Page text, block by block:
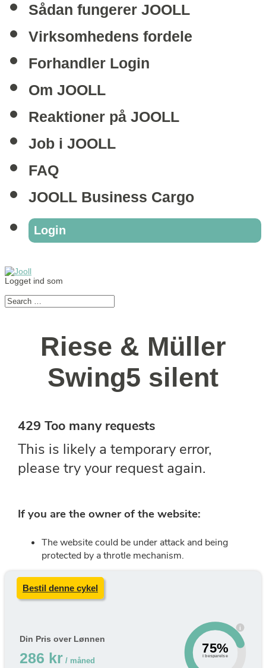
Sådan fungerer JOOLL
Virksomhedens fordele
Forhandler Login
Om JOOLL
Reaktioner på JOOLL
Job i JOOLL
FAQ
JOOLL Business Cargo
Login
Logget ind som
Riese & Müller
Swing5 silent
Bestil denne cykel
Din Pris over Lønnen
286 kr / måned
i
75%
i besparelse